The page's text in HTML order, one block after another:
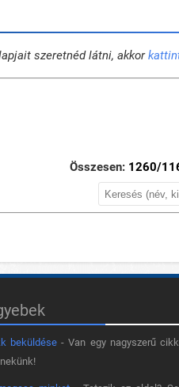
szeretnéd látni, akkor
Összesen: 1260/
beküldése - Van egy nagyszerű